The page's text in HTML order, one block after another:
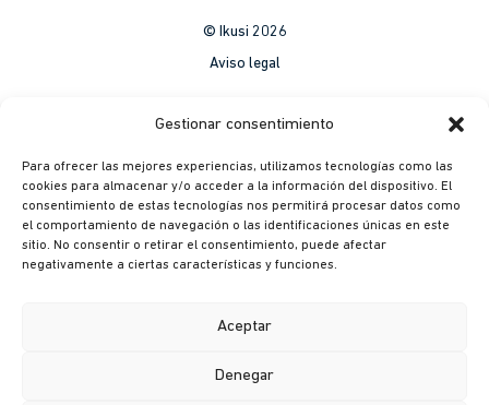
Gestionar consentimiento
Para ofrecer las mejores experiencias, utilizamos tecnologías como las
cookies para almacenar y/o acceder a la información del dispositivo. El
consentimiento de estas tecnologías nos permitirá procesar datos como
el comportamiento de navegación o las identificaciones únicas en este
sitio. No consentir o retirar el consentimiento, puede afectar
negativamente a ciertas características y funciones.
Aceptar
Denegar
© Ikusi 2026
Aviso legal
Política de Privacidad
México
Colombia
México
Canal ético